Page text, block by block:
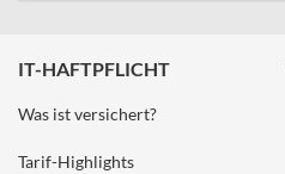
IT-HAFTPFLICHT
Was ist versichert?
Tarif-Highlights